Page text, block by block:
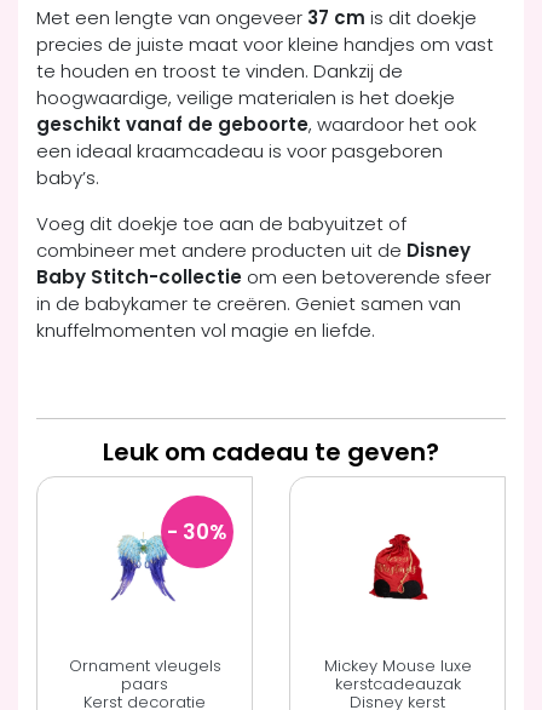
Met een lengte van ongeveer 37 cm is dit doekje
precies de juiste maat voor kleine handjes om vast
te houden en troost te vinden. Dankzij de
hoogwaardige, veilige materialen is het doekje
geschikt vanaf de geboorte, waardoor het ook
een ideaal kraamcadeau is voor pasgeboren
baby’s.
Voeg dit doekje toe aan de babyuitzet of
combineer met andere producten uit de Disney
Baby Stitch-collectie om een betoverende sfeer
in de babykamer te creëren. Geniet samen van
knuffelmomenten vol magie en liefde.
Leuk om cadeau te geven?
- 30%
Ornament vleugels
paars
Kerst decoratie
Mickey Mouse luxe
kerstcadeauzak
Disney kerst